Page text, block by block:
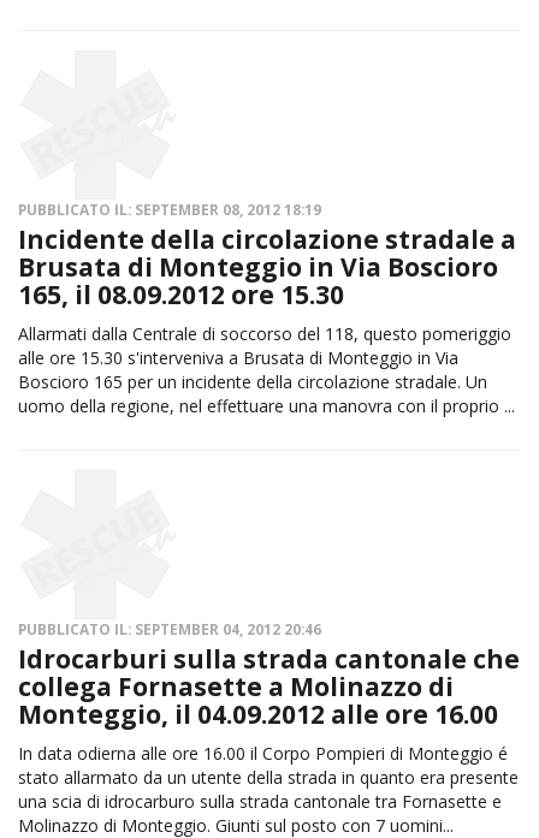
PUBBLICATO IL: SEPTEMBER 08, 2012 18:19
Incidente della circolazione stradale a
Brusata di Monteggio in Via Boscioro
165, il 08.09.2012 ore 15.30
Allarmati dalla Centrale di soccorso del 118, questo pomeriggio
alle ore 15.30 s'interveniva a Brusata di Monteggio in Via
Boscioro 165 per un incidente della circolazione stradale. Un
uomo della regione, nel effettuare una manovra con il proprio ...
PUBBLICATO IL: SEPTEMBER 04, 2012 20:46
Idrocarburi sulla strada cantonale che
collega Fornasette a Molinazzo di
Monteggio, il 04.09.2012 alle ore 16.00
In data odierna alle ore 16.00 il Corpo Pompieri di Monteggio é
stato allarmato da un utente della strada in quanto era presente
una scia di idrocarburo sulla strada cantonale tra Fornasette e
Molinazzo di Monteggio. Giunti sul posto con 7 uomini...